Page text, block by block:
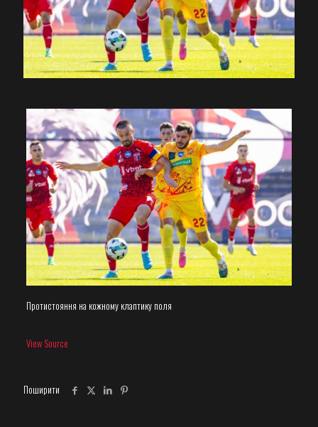
Протистояння на кожному клаптику поля
View Source
Поширити